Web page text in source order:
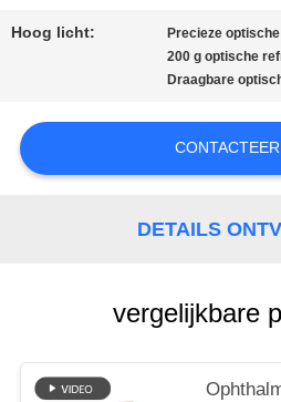
POLICY
Hoog licht: Precieze
200 g optische
Draagbare
DETAILS
vergelijkbare